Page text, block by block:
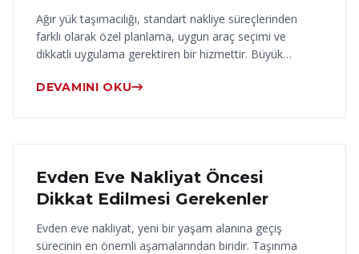
Ağır yük taşımacılığı, standart nakliye süreçlerinden
farklı olarak özel planlama, uygun araç seçimi ve
dikkatli uygulama gerektiren bir hizmettir. Büyük…
DEVAMINI OKU
16 Haziran 2026
Evden Eve Nakliyat Öncesi
Dikkat Edilmesi Gerekenler
Evden eve nakliyat, yeni bir yaşam alanına geçiş
sürecinin en önemli aşamalarından biridir. Taşınma